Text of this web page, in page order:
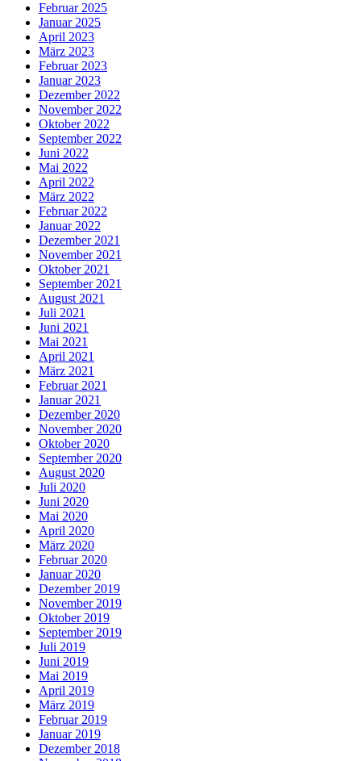
Februar 2025
Januar 2025
April 2023
März 2023
Februar 2023
Januar 2023
Dezember 2022
November 2022
Oktober 2022
September 2022
Juni 2022
Mai 2022
April 2022
März 2022
Februar 2022
Januar 2022
Dezember 2021
November 2021
Oktober 2021
September 2021
August 2021
Juli 2021
Juni 2021
Mai 2021
April 2021
März 2021
Februar 2021
Januar 2021
Dezember 2020
November 2020
Oktober 2020
September 2020
August 2020
Juli 2020
Juni 2020
Mai 2020
April 2020
März 2020
Februar 2020
Januar 2020
Dezember 2019
November 2019
Oktober 2019
September 2019
Juli 2019
Juni 2019
Mai 2019
April 2019
März 2019
Februar 2019
Januar 2019
Dezember 2018